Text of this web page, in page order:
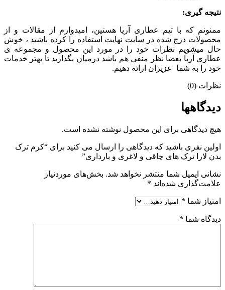
نتیجه گیری:
ممنونم که با تیم عطاری آریا هستین، امیدوارم از مقالات و از
محصولات درج شده در سایت نهایت استفاده را کرده باشید ، خوش
حال میشویم نظرات خود را در مورد این محصول و مجموعه ی
عطاری آریا بعضا نظر منفی هم باشد درمیان بگذارید تا بهتر خدمات
خود را به شما عزیزان ارائه دهیم.
نظرات (0)
دیدگاهها
هیچ دیدگاهی برای این محصول نوشته نشده است.
اولین نفری باشید که دیدگاهی را ارسال می کنید برای “کرم ترک
بدن لارا ترک های چاقی و لاغری و بارداری”
نشانی ایمیل شما منتشر نخواهد شد. بخش‌های موردنیاز
علامت‌گذاری شده‌اند *
امتیاز شما *
دیدگاه شما *